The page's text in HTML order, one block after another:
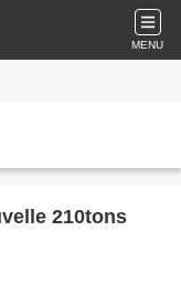
MENU
210tons